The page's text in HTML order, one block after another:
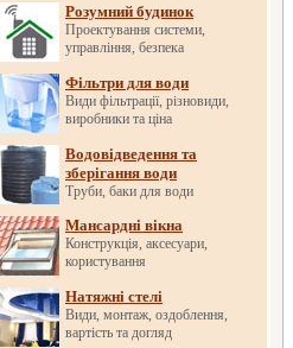
Розумний будинок
Проектування системи,
управління, безпека
Фільтри для води
Види фільтрації, різновиди,
виробники та ціна
Водовідведення та
зберігання води
Труби, баки для води
Мансардні вікна
Конструкція, аксесуари,
користування
Натяжні стелі
Види, монтаж, оздоблення,
вартість та догляд